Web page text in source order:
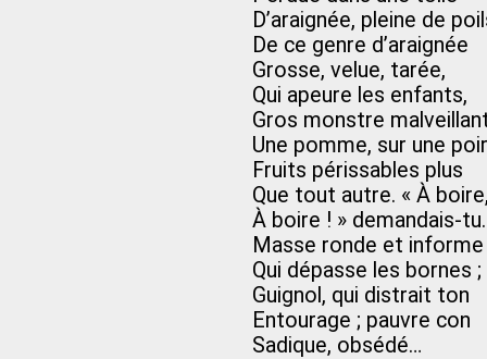
D’araignée, pleine de
De ce genre d’araignée
Grosse, velue, tarée,
Qui apeure les enfants,
Gros monstre
Une pomme, sur une
Fruits périssables plus
Que tout autre. « À
À boire ! » demandais-tu.
Masse ronde et informe
Qui dépasse les bornes ;
Guignol, qui distrait ton
Entourage ; pauvre con
Sadique, obsédé…